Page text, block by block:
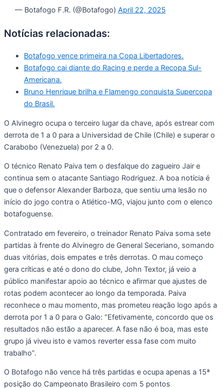
— Botafogo F.R. (@Botafogo) April 22, 2025
Notícias relacionadas:
Botafogo vence primeira na Copa Libertadores.
Botafogo cai diante do Racing e perde a Recopa Sul-
Americana.
Bruno Henrique brilha e Flamengo conquista Supercopa
do Brasil.
O Alvinegro ocupa o terceiro lugar da chave, após estrear com
derrota de 1 a 0 para a Universidad de Chile (Chile) e superar o
Carabobo (Venezuela) por 2 a 0.
O técnico Renato Paiva tem o desfalque do zagueiro Jair e
continua sem o atacante Santiago Rodriguez. A boa notícia é
que o defensor Alexander Barboza, que sentiu uma lesão no
início do jogo contra o Atlético-MG, viajou junto com o elenco
botafoguense.
Contratado em fevereiro, o treinador Renato Paiva soma sete
partidas à frente do Alvinegro de General Seceriano, somando
duas vitórias, dois empates e três derrotas. O mau começo
gera críticas e até o dono do clube, John Textor, já veio a
público manifestar apoio ao técnico e afirmar que ajustes de
rotas podem acontecer ao longo da temporada. Paiva
reconhece o mau momento, mas prometeu reação logo após a
derrota por 1 a 0 para o Galo: “Efetivamente, concordo que os
resultados não estão a aparecer. A fase não é boa, mas este
grupo já viveu isto e vamos reverter essa fase com muito
trabalho”.
O Botafogo não vence há três partidas e ocupa apenas a 15ª
posição do Campeonato Brasileiro com 5 pontos